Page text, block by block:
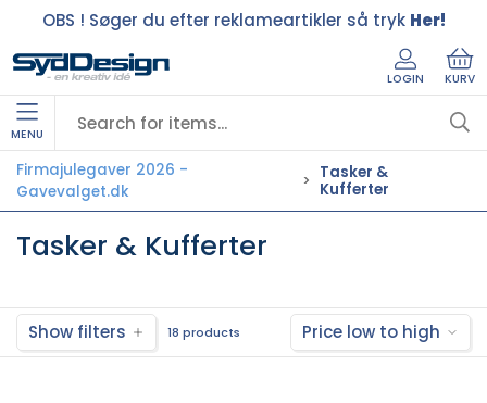
OBS ! Søger du efter reklameartikler så tryk Her!
LOGIN KURV
MENU
Firmajulegaver 2026 -
Gavevalget.dk
Tasker &
Kufferter
Tasker & Kufferter
Show filters 18 products Price low to high